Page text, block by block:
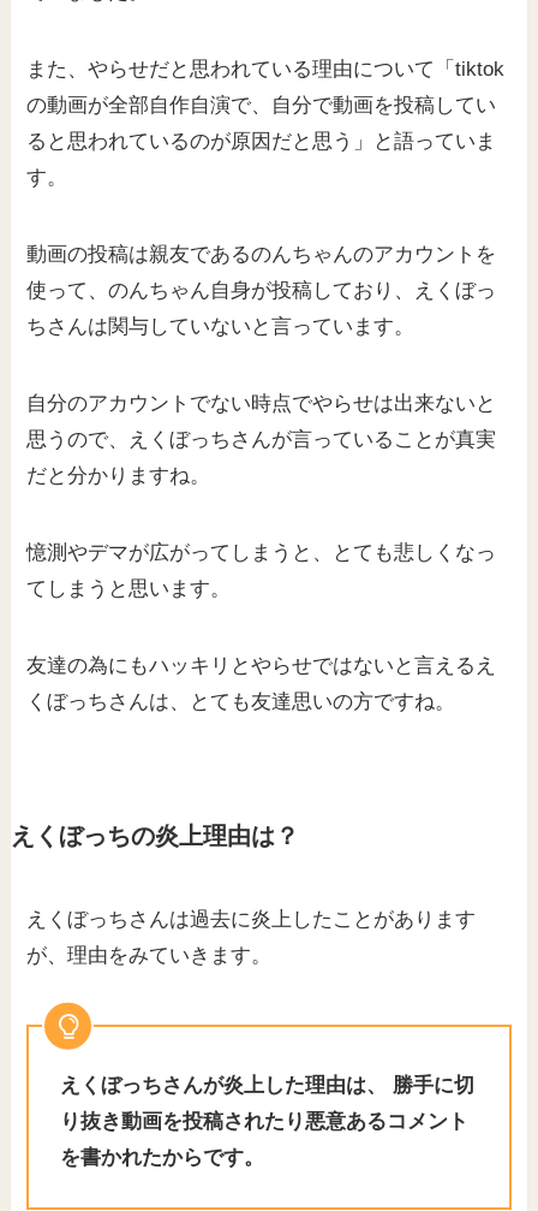
また、やらせだと思われている理由について「tiktok
の動画が全部自作自演で、自分で動画を投稿してい
ると思われているのが原因だと思う」と語っていま
す。
動画の投稿は親友であるのんちゃんのアカウントを
使って、のんちゃん自身が投稿しており、えくぼっ
ちさんは関与していないと言っています。
自分のアカウントでない時点でやらせは出来ないと
思うので、えくぼっちさんが言っていることが真実
だと分かりますね。
憶測やデマが広がってしまうと、とても悲しくなっ
てしまうと思います。
友達の為にもハッキリとやらせではないと言えるえ
くぼっちさんは、とても友達思いの方ですね。
えくぼっちの炎上理由は？
えくぼっちさんは過去に炎上したことがあります
が、理由をみていきます。
えくぼっちさんが炎上した理由は、 勝手に切
り抜き動画を投稿されたり悪意あるコメント
を書かれたからです。